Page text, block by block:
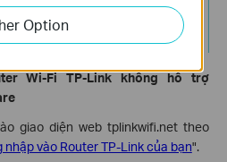
Wi-Fi TP-Link không hỗ trợ
giao diện web tplinkwifi.net theo
nhập vào Router TP-Link của bạn".
Option